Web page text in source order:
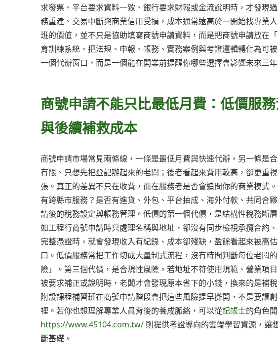
求發票、平台要求資料一致、銀行要求財報或金流說明時，才發現
務重建、交易中斷與商業信用受損，成本通常遠高於一開始找專業
班的價值，並不只是協助填寫商號申請資料，而是把商號申請放在
育訓練系統，把法規、申報、帳務、實務案例與考證邏輯轉化為可
一個代辦窗口，而是一個能在開業前提醒你哪些選擇會影響未來三
商號申請不能只比最低月費：低價服
與後續補救成本
商號申請市場常見兩條線，一條是最低月費與快速代辦，另一條是
有限、只想先把登記辦起來的老闆；後者看起來費用較高，卻更重
張。真正的差異不只在收費，而在服務者是否會追問你的商業模式
有跨縣市服務？是否有進貨、外包、平台抽成、海外付款、共同合
請後的稅務設定與帳務管理。低價的第一個代價，是結構性稅務斷
如工程行商號申請時只處理名稱與地址，卻沒有同步檢視承攬合約
完整憑證時，就會發現收入有紀錄、成本卻殘缺，盈餘看起來被高
口。低價服務常把工作切成大量制式流程，沒有時間判斷每位老闆
險」。第三個代價，是合規性風險。若地址不符使用規範、營業項
被要求補正或說明時，老闆才會發現原本省下的小錢，換來的是補
附設課程補習班在商號申請階段會把這些風險提早攤開，不是要讓
裡。若你也想理解專業人員背後的養成脈絡，可以從記帳士的角色
https://www.45104.com.tw/ 則提供考證導向的雲端學習資源，讓
斷基礎。